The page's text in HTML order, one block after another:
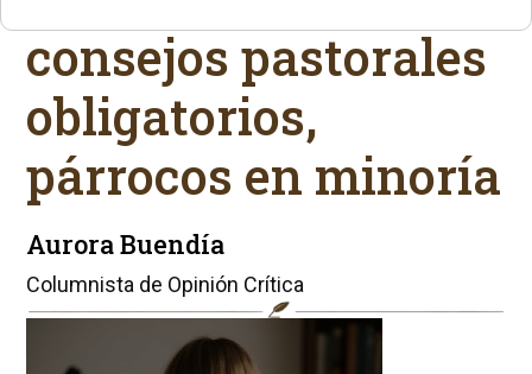
consejos pastorales
obligatorios,
párrocos en minoría
Aurora Buendía
Columnista de Opinión Crítica